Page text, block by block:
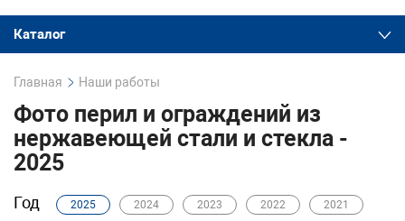
Каталог
Главная Наши работы
Фото перил и ограждений из
нержавеющей стали и стекла -
2025
Год 2025 2024 2023 2022 2021